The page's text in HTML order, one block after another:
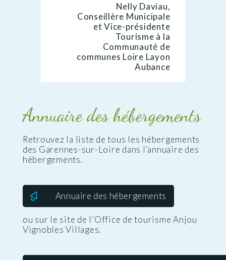
Nelly Daviau,
Conseillère Municipale
et Vice-présidente
Tourisme à la
Communauté de
communes Loire Layon
Aubance
Annuaire des hébergements
Retrouvez la liste de tous les hébergements
des Garennes-sur-Loire dans l’annuaire des
hébergements.
Annuaire des hébergements
ou sur le site de l’Office de tourisme Anjou
Vignobles Villages.